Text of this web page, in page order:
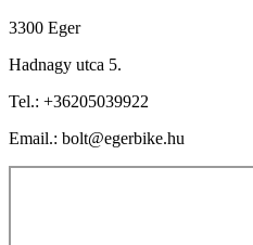
3300 Eger
Hadnagy utca 5.
Tel.: +36205039922
Email.: bolt@egerbike.hu